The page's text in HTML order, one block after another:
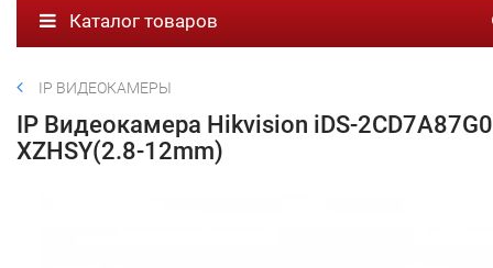
Каталог товаров
IP ВИДЕОКАМЕРЫ
IP Видеокамера Hikvision iDS-
XZHSY(2.8-12mm)